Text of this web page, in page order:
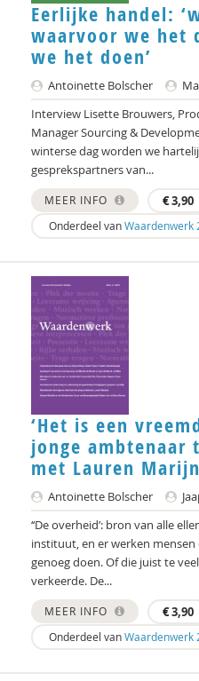
Anne Goossensen
Ingrid Groot
Iris Hartog
Martin Hetebrij
Henriette Hoogenkamp
Klasien Horstman
Rob Houtepen
Gerdi Houterman
André ierdsma
Hester IJsseling
Jan IJzermans
Pieter Ippel
Gaby Jacobs
Ronald Jeurissen
Mariël Kanne
Edgar Karssing
Ruud Kaulingfreks
Fons Klaase
Eerlijke handel:
waarvoor we het
we het doen’
Antoinette Bolscher
Interview Lisette Brouwers,
Manager Sourcing &
winterse dag worden we
gesprekspartners van...
MEER INFO €3,90
Onderdeel vanWaardenwerk
‘Het is een
jonge ambtenaar
met Lauren
Antoinette Bolscher
‘‘De overheid’: bron van alle
instituut, en er werken
genoeg doen. Of die juist te
verkeerde. De...
MEER INFO €3,90
Onderdeel vanWaardenwerk